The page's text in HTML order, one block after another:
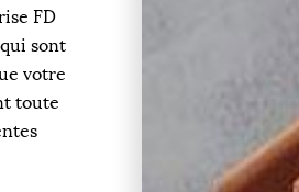
FD
sont
votre
toute